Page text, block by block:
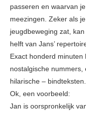
passeren en waarvan
meezingen. Zeker als
jeugdbeweging zat,
helft van Jans’
Exact honderd minuten
nostalgische
hilarische – bindteksten.
Ok, een voorbeeld:
Jan is oorspronkelijk